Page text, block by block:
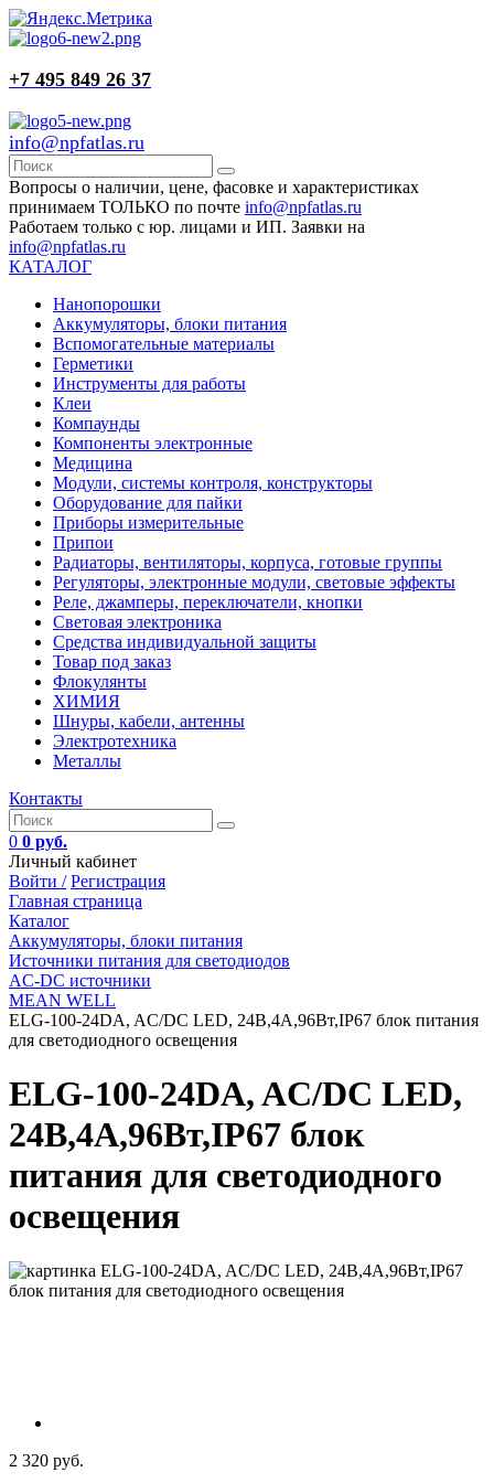
+7 495 849 26 37
info@npfatlas.ru
Вопросы о наличии, цене, фасовке и характеристиках
принимаем ТОЛЬКО по почте info@npfatlas.ru
Работаем только с юр. лицами и ИП. Заявки на
info@npfatlas.ru
КАТАЛОГ
Нанопорошки
Аккумуляторы, блоки питания
Вспомогательные материалы
Герметики
Инструменты для работы
Клеи
Компаунды
Компоненты электронные
Медицина
Модули, системы контроля, конструкторы
Оборудование для пайки
Приборы измерительные
Припои
Радиаторы, вентиляторы, корпуса, готовые группы
Регуляторы, электронные модули, световые эффекты
Реле, джамперы, переключатели, кнопки
Световая электроника
Средства индивидуальной защиты
Товар под заказ
Флокулянты
ХИМИЯ
Шнуры, кабели, антенны
Электротехника
Металлы
Контакты
0 0 руб.
Личный кабинет
Войти / Регистрация
Главная страница
Каталог
Аккумуляторы, блоки питания
Источники питания для светодиодов
AC-DC источники
MEAN WELL
ELG-100-24DA, AC/DC LED, 24В,4А,96Вт,IP67 блок питания
для светодиодного освещения
ELG-100-24DA, AC/DC LED,
24В,4А,96Вт,IP67 блок
питания для светодиодного
освещения
2 320 руб.